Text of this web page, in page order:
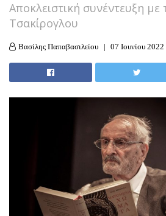
Αποκλειστική συνέντευξη με
Τσακίρογλου
Βασίλης Παπαβασιλείου 07 Ιουνίου 2022